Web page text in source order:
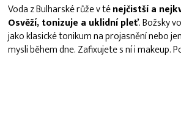
Voda z Bulharské růže v ténejčistší a
Osvěží, tonizuje a uklidní pleť. Božsky
jako klasické tonikum na projasnění nebo
mysli během dne. Zafixujete s ní i makeup.